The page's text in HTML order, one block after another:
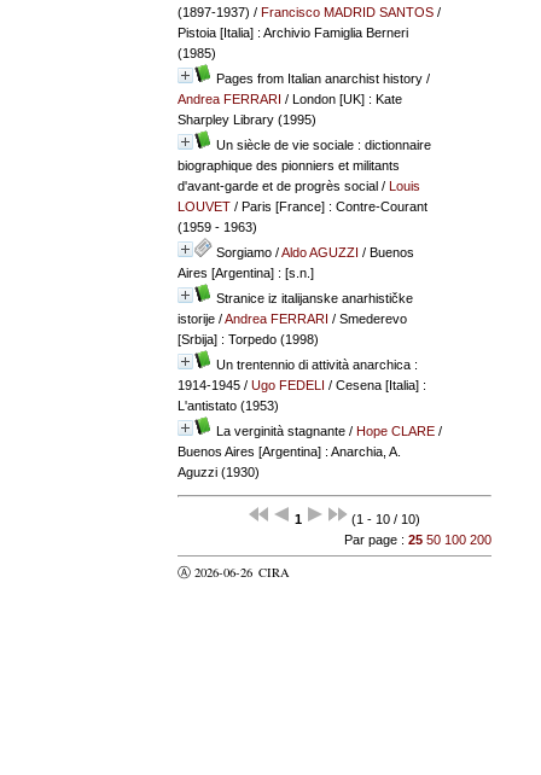
(1897-1937) / Francisco MADRID SANTOS/
Pistoia [Italia] : Archivio Famiglia Berneri
(1985)
Pages from Italian anarchist history/
Andrea FERRARI / London [UK] : Kate
Sharpley Library (1995)
Un siècle de vie sociale : dictionnaire
biographique des pionniers et militants
d'avant-garde et de progrès social/ Louis
LOUVET/ Paris [France] : Contre-Courant
(1959 - 1963)
Sorgiamo/Aldo AGUZZI / Buenos
Aires [Argentina] : [s.n.]
Stranice iz italijanske anarhističke
istorije/Andrea FERRARI / Smederevo
[Srbija] : Torpedo (1998)
Un trentennio di attività anarchica :
1914-1945/ Ugo FEDELI / Cesena [Italia] :
L'antistato (1953)
La verginità stagnante/ Hope CLARE/
Buenos Aires [Argentina] : Anarchia, A.
Aguzzi (1930)
1
(1 - 10 / 10)
Par page : 25 50 100 200
Ⓐ 2026-06-26 CIRA